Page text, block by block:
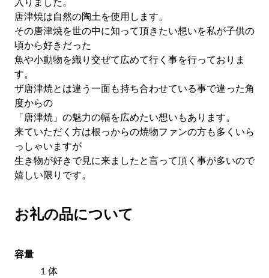
唐津焼は自然の陶土を使用します。
その唐津焼を世の中に知って頂きたい想いを私が子供の
頃から好きだった
魚や小動物を織り交ぜて広めて行く事を行っておりま
す。
ザ唐津焼とは違う一面も持ち合わせている事で違った角
度からの
「唐津焼」の魅力の幅を広めたい想いもあります。
来ていただく方は根っからの焼物ファンの方も多くいら
っしゃいますが
生き物が好きで見に来ましたと言って頂く事が多いので
嬉しい限りです。
お礼の品について
容量
１体